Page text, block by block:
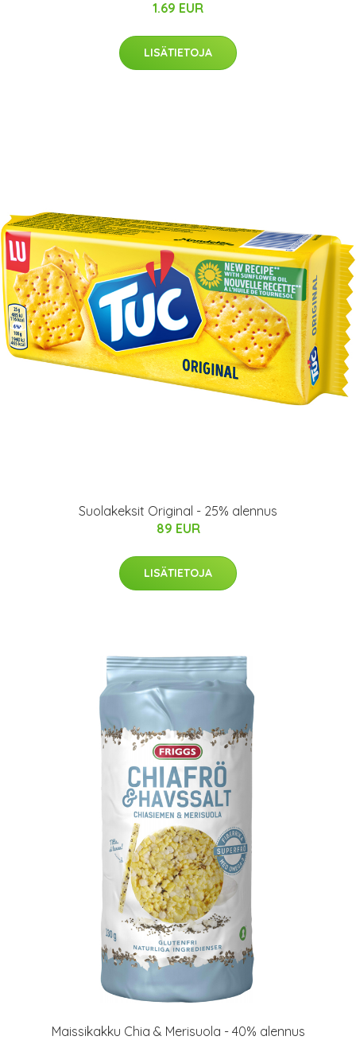
1.69 EUR
LISÄTIETOJA
Suolakeksit Original - 25% alennus
89 EUR
LISÄTIETOJA
Maissikakku Chia & Merisuola - 40% alennus